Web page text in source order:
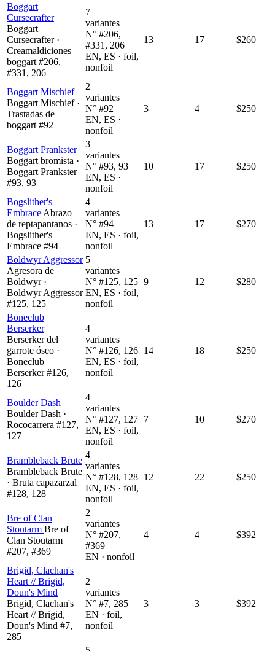
Boggart
Cursecrafter
Boggart
Cursecrafter ·
Creamaldiciones
boggart #206,
#331, 206
7
variantes
N° #206,
#331, 206
EN, ES · foil,
nonfoil
13 17 $260
Boggart Mischief
Boggart Mischief ·
Trastadas de
boggart #92
2
variantes
N° #92
EN, ES ·
nonfoil
3 4 $250
Boggart Prankster
Boggart bromista ·
Boggart Prankster
#93, 93
3
variantes
N° #93, 93
EN, ES ·
nonfoil
10 17 $250
Bogslither's
Embrace Abrazo
de reptapantanos ·
Bogslither's
Embrace #94
4
variantes
N° #94
EN, ES · foil,
nonfoil
13 17 $270
Boldwyr Aggressor
Agresora de
Boldwyr ·
Boldwyr Aggressor
#125, 125
5
variantes
N° #125, 125
EN, ES · foil,
nonfoil
9 12 $280
Boneclub
Berserker
Berserker del
garrote óseo ·
Boneclub
Berserker #126,
126
4
variantes
N° #126, 126
EN, ES · foil,
nonfoil
14 18 $250
Boulder Dash
Boulder Dash ·
Rococarrera #127,
127
4
variantes
N° #127, 127
EN, ES · foil,
nonfoil
7 10 $270
Brambleback Brute
Brambleback Brute
· Bruta capazarzal
#128, 128
4
variantes
N° #128, 128
EN, ES · foil,
nonfoil
12 22 $250
Bre of Clan
Stoutarm Bre of
Clan Stoutarm
#207, #369
2
variantes
N° #207,
#369
EN · nonfoil
4 4 $392
Brigid, Clachan's
Heart // Brigid,
Doun's Mind
Brigid, Clachan's
Heart // Brigid,
Doun's Mind #7,
285
2
variantes
N° #7, 285
EN · foil,
nonfoil
3 3 $392